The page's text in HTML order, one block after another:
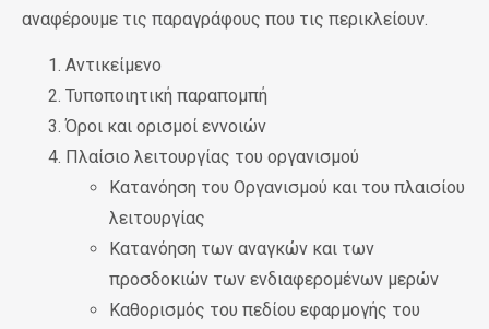
αναφέρουμε τις παραγράφους που τις περικλείουν.
Αντικείμενο
Τυποποιητική παραπομπή
Όροι και ορισμοί εννοιών
Πλαίσιο λειτουργίας του οργανισμού
Κατανόηση του Οργανισμού και του πλαισίου
λειτουργίας
Κατανόηση των αναγκών και των
προσδοκιών των ενδιαφερομένων μερών
Καθορισμός του πεδίου εφαρμογής του